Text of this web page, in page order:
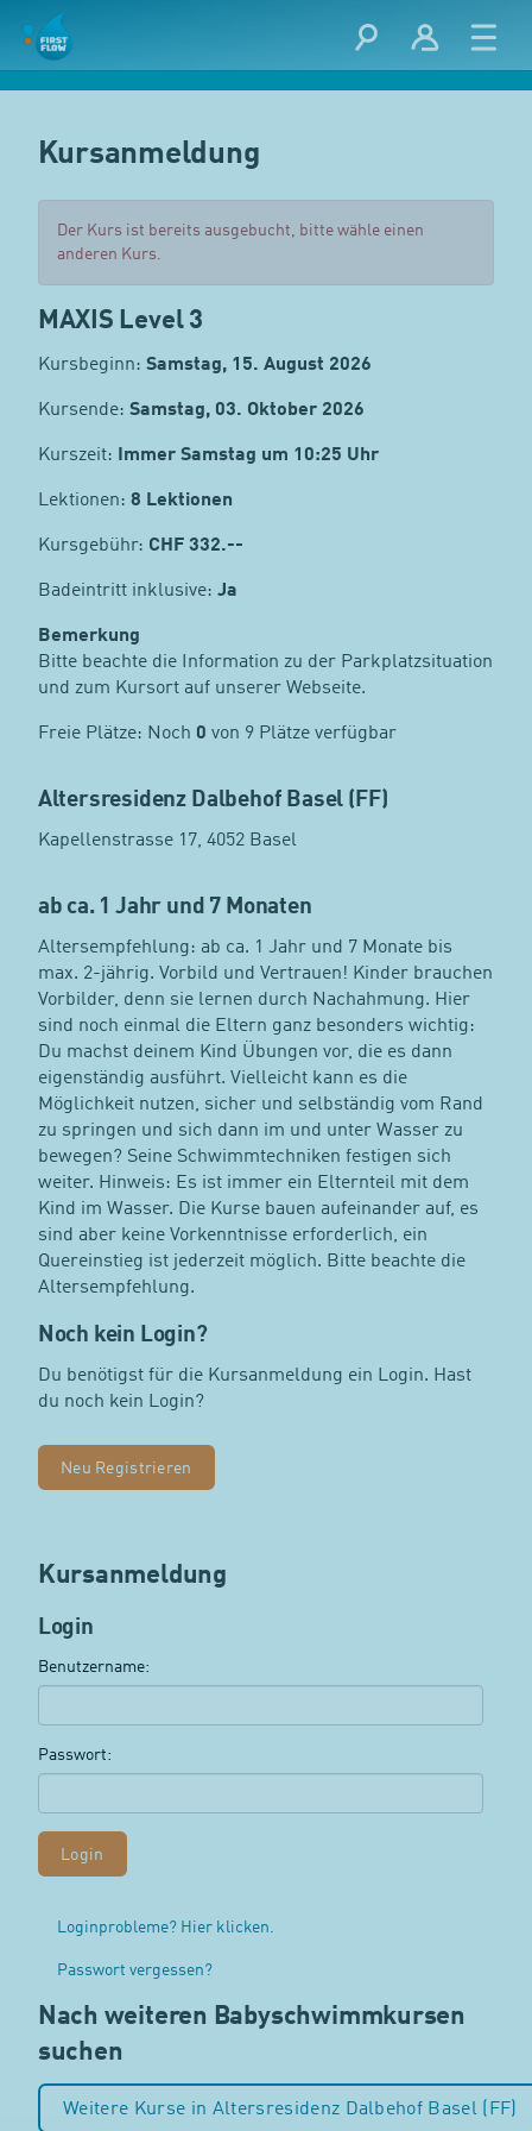
Kursanmeldung
Der Kurs ist bereits ausgebucht, bitte wähle einen
anderen Kurs.
MAXIS Level 3
Kursbeginn: Samstag, 15. August 2026
Kursende: Samstag, 03. Oktober 2026
Kurszeit: Immer Samstag um 10:25 Uhr
Lektionen: 8 Lektionen
Kursgebühr: CHF 332.--
Badeintritt inklusive: Ja
Bemerkung
Bitte beachte die Information zu der Parkplatzsituation
und zum Kursort auf unserer Webseite.
Freie Plätze: Noch 0 von 9 Plätze verfügbar
Altersresidenz Dalbehof Basel (FF)
Kapellenstrasse 17, 4052 Basel
ab ca. 1 Jahr und 7 Monaten
Altersempfehlung: ab ca. 1 Jahr und 7 Monate bis
max. 2-jährig. Vorbild und Vertrauen! Kinder brauchen
Vorbilder, denn sie lernen durch Nachahmung. Hier
sind noch einmal die Eltern ganz besonders wichtig:
Du machst deinem Kind Übungen vor, die es dann
eigenständig ausführt. Vielleicht kann es die
Möglichkeit nutzen, sicher und selbständig vom Rand
zu springen und sich dann im und unter Wasser zu
bewegen? Seine Schwimmtechniken festigen sich
weiter. Hinweis: Es ist immer ein Elternteil mit dem
Kind im Wasser. Die Kurse bauen aufeinander auf, es
sind aber keine Vorkenntnisse erforderlich, ein
Quereinstieg ist jederzeit möglich. Bitte beachte die
Altersempfehlung.
Noch kein Login?
Du benötigst für die Kursanmeldung ein Login. Hast
du noch kein Login?
Neu Registrieren
Kursanmeldung
Login
Benutzername:
Passwort:
Loginprobleme? Hier klicken.
Passwort vergessen?
Nach weiteren Babyschwimmkursen
suchen
Weitere Kurse in Altersresidenz Dalbehof Basel (FF)